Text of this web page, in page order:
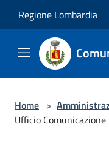
Regione Lombardia
Home >
Ufficio Comunicazione